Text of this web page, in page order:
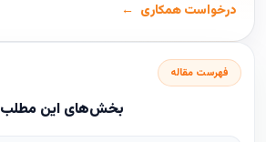
درخواست همکاری
فهرست مقاله
بخش‌های این مطلب